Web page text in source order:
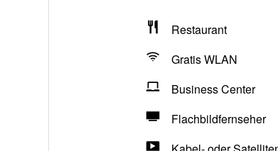
Restaurant
Gratis WLAN
Business Center
Flachbildfernseher